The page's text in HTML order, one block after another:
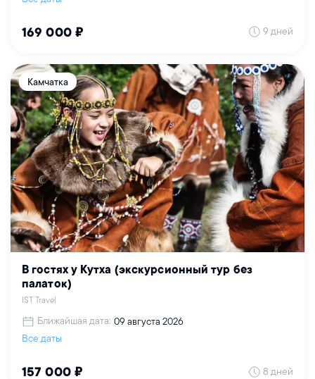
169 000 ₽ 9 дней
Камчатка
В гостях у Кутха (экскурсионный тур без
палаток)
IST Travel
Ближайшая дата: 09 августа 2026
Все даты
157 000 ₽ 8 дней